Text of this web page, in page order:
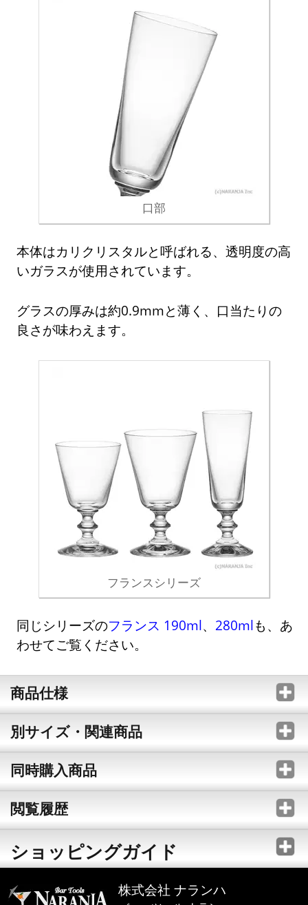
口部
本体はカリクリスタルと呼ばれる、透明度の高
いガラスが使用されています。
グラスの厚みは約0.9mmと薄く、口当たりの
良さが味わえます。
フランスシリーズ
同じシリーズのフランス 190ml、 280mlも、あ
わせてご覧ください。
商品仕様
別サイズ・関連商品
同時購入商品
閲覧履歴
ショッピングガイド
株式会社 ナランハ